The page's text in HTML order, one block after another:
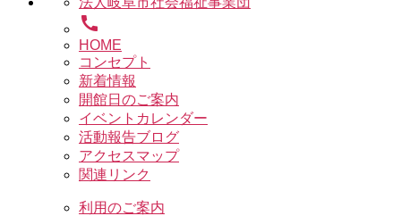
call
HOME
コンセプト
新着情報
開館日のご案内
イベントカレンダー
活動報告ブログ
アクセスマップ
関連リンク
利用のご案内